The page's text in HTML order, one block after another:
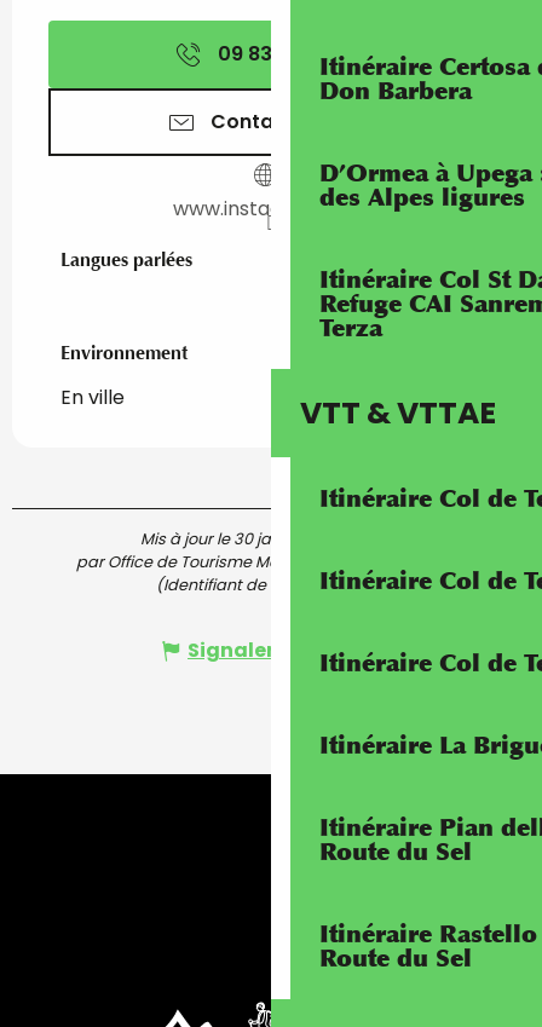
Itinéraire Certosa
Don Barbera
D’Ormea à
des Alpes ligures
Itinéraire Col St
Refuge CAI
Terza
VTT & VTTAE
Itinéraire Col de
Itinéraire Col de
Itinéraire Col de
Itinéraire La
Itinéraire Pian
Route du Sel
Itinéraire
Route du Sel
09 83 50 50▒▒
Contactez-nous
www.instagram.com
Langues parlées
Langues parlées
Environnement
Environnement
En ville
Mis à jour le 30 janvier 2026 à 16:28
par Office de Tourisme Menton, Riviera & Merveilles
(Identifiant de l'offre :5116306)
Signaler une erreur